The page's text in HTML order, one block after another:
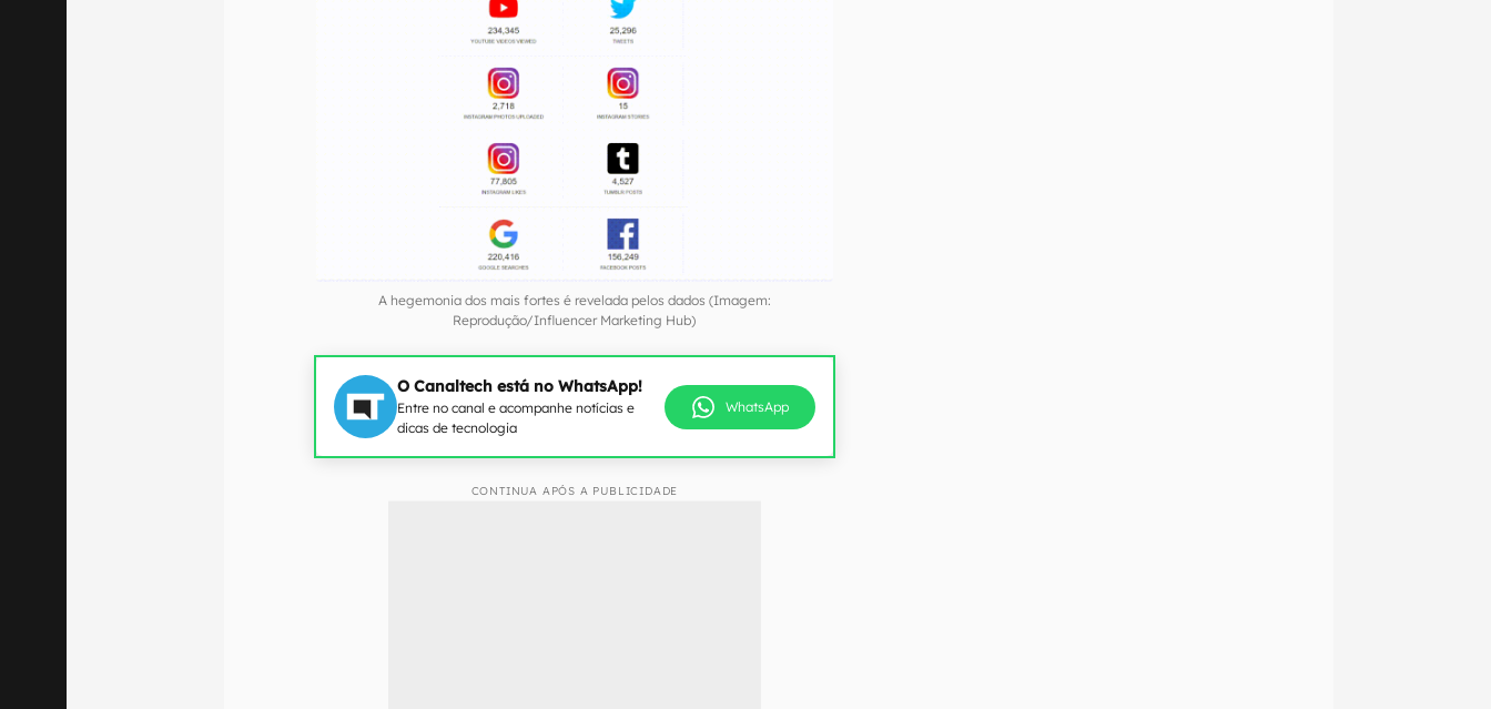
A hegemonia dos mais fortes é revelada pelos dados (Imagem:
Reprodução/Influencer Marketing Hub)
O Canaltech está no WhatsApp!
Entre no canal e acompanhe notícias e
dicas de tecnologia
WhatsApp
CONTINUA APÓS A PUBLICIDADE